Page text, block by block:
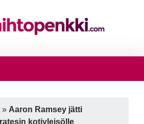
» Aaron Ramsey jätti
kotiyleisölle